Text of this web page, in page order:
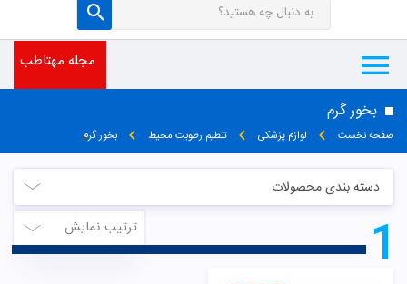
مجله مهتاطب
بخور گرم
صفحه نخست لوازم پزشکی تنظیم رطوبت محیط بخور گرم
دسته بندی محصولات
ترتیب نمایش
1